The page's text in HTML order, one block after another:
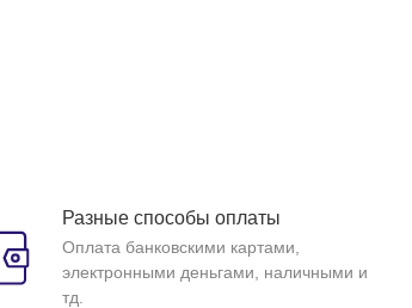
Разные способы оплаты
Оплата банковскими картами,
электронными деньгами, наличными и
тд.